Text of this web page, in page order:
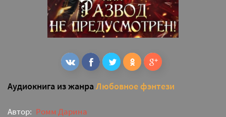
Аудиокнига из жанра Любовное фэнтези
Автор: Ромм Дарина